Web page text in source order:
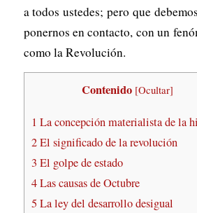
a todos ustedes; pero que
ponernos en contacto, con un
como la Revolución.
Contenido [Ocultar]
1 La concepción materialista de la
2El significado de la revolución
3 El golpe de estado
4Las causas de Octubre
5 La ley del desarrollo desigual